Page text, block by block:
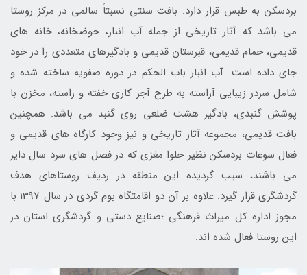
بردسکن به طبس قرار دارد. بافت سنتي نسبتاً سالمي در مرکز روستا
مي باشد که آثار تاريخي از جمله آب انبار، حوضخانه، خانه هاي
قديمي، حمام قديمي، قبرستان قديمي و بادگيرهاي متعددي را در خود
جاي داده است. آب انبار باب الحکم در دوره صفويه ساخته شده و
شامل سردر زيبايي آراسته به طرح آجر کاري خفته و راسته، مخزن با
پوشش گنبدي، بادگير هشت ضلعي روي گنبد مي باشد. همچنين
بافت قديمي، مجموعه آثار تاريخي و نيز وجود کارگاه هاي قديمي و
فعال سوغات بردسکن نظير حلوا مغزي که در فصل هاي سرد سال داير
مي باشند، سبب گرديده اين منطقه در رديف روستاهاي هدف
گردشگري قرار گيرد. علاوه بر آن دو اقامتگاه بوم گردي در سال 1397 با
مجوز اداره کل ميراث فرهنگي ؛صنايع دستي و گردشگري استان در
اين روستا فعال شده اند.